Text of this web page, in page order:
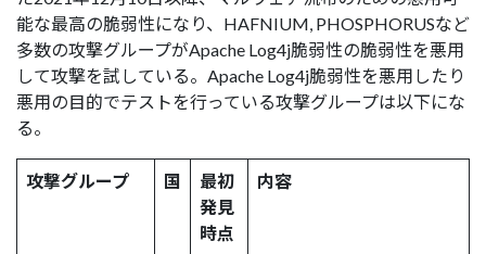
能な最高の脆弱性になり、HAFNIUM, PHOSPHORUSなど
多数の攻撃グループがApache Log4j脆弱性の脆弱性を悪用
して攻撃を試している。Apache Log4j脆弱性を悪用したり
悪用の目的でテストを行っている攻撃グループは以下にな
る。
攻撃グループ 国
最初
発見
時点
内容